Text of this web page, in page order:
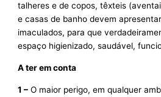
talheres e de copos, têxteis
e casas de banho devem
imaculados, para que
espaço higienizado, saudável,
A ter em conta
1 – O maior perigo, em qualquer